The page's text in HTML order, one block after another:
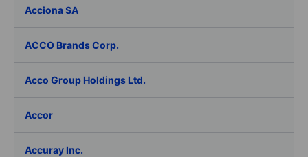
Acciona SA
ACCO Brands Corp.
Acco Group Holdings Ltd.
Accor
Accuray Inc.